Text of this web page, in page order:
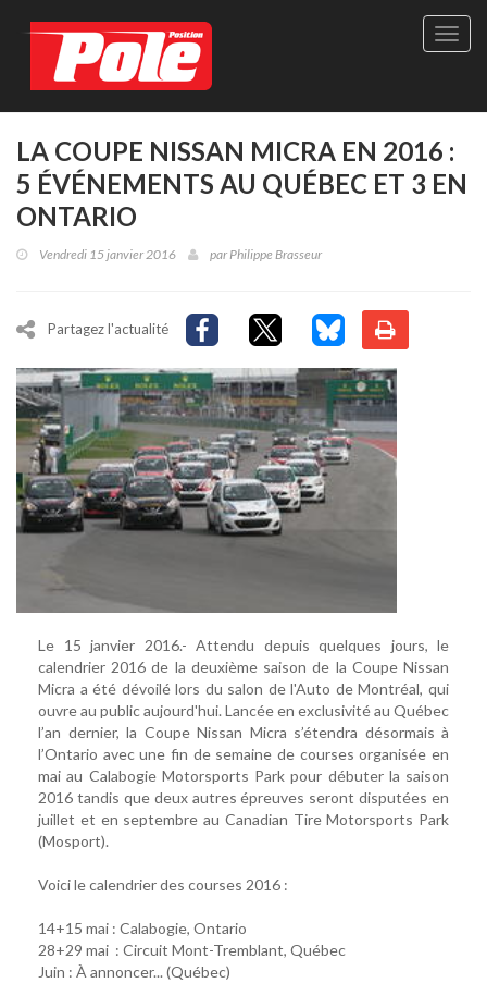
Site
-
Le
LA COUPE NISSAN MICRA EN 2016 :
5 ÉVÉNEMENTS AU QUÉBEC ET 3 EN
ONTARIO
Vendredi 15 janvier 2016 parPhilippe Brasseur
Partagez l'actualité
Le 15 janvier 2016.- Attendu depuis quelques jours, le
calendrier 2016 de la deuxième saison de la Coupe Nissan
Micra a été dévoilé lors du salon de l'Auto de Montréal, qui
ouvre au public aujourd'hui. Lancée en exclusivité au Québec
l’an dernier, la Coupe Nissan Micra s’étendra désormais à
l’Ontario avec une fin de semaine de courses organisée en
mai au Calabogie Motorsports Park pour débuter la saison
2016 tandis que deux autres épreuves seront disputées en
juillet et en septembre au Canadian Tire Motorsports Park
(Mosport).
Voici le calendrier des courses 2016 :
14+15 mai : Calabogie, Ontario
28+29 mai : Circuit Mont-Tremblant, Québec
Juin : À annoncer... (Québec)